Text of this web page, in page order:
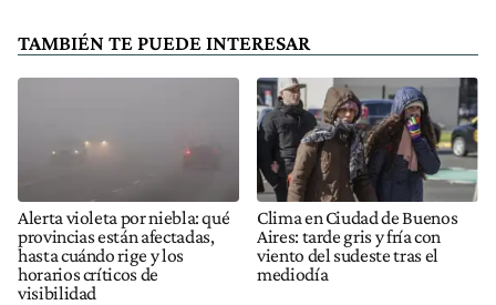
TAMBIÉN TE PUEDE INTERESAR
Alerta violeta por niebla: qué
provincias están afectadas,
hasta cuándo rige y los
horarios críticos de
visibilidad
Clima en Ciudad de Buenos
Aires: tarde gris y fría con
viento del sudeste tras el
mediodía